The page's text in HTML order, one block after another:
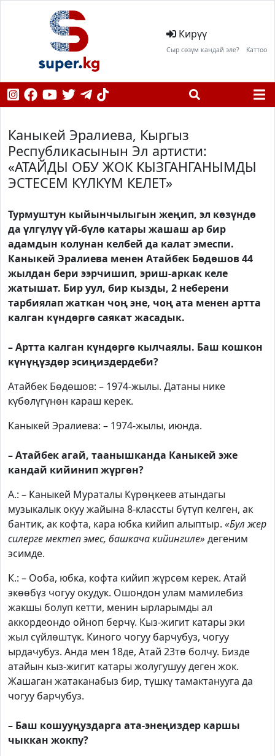
Кирүү
Сыр сөзүм кандай эле? Каттоо
Каныкей Эралиева, Кыргыз
Республикасынын Эл артисти:
«АТАЙДЫ ОБУ ЖОК КЫЗГАНГАНЫМДЫ
ЭСТЕСЕМ КҮЛКҮМ КЕЛЕТ»
Турмуштун кыйынчылыгын жеңип, эл көзүндө
да үлгүлүү үй-бүлө катары жашаш ар бир
адамдын колунан келбей да калат эмеспи.
Каныкей Эралиева менен Атайбек Бөдөшов 44
жылдан бери ээрчишип, эриш-аркак келе
жатышат. Бир уул, бир кызды, 2 неберени
тарбиялап жаткан чоң эне, чоң ата менен артта
калган күндөргө саякат жасадык.
– Артта калган күндөргө кылчаялы. Баш кошкон
күнүңүздөр эсиңиздердеби?
Атайбек Бөдөшов: – 1974-жылы. Датаны нике
күбөлүгүнөн караш керек.
Каныкей Эралиева: – 1974-жылы, июнда.
– Атайбек агай, таанышканда Каныкей эже
кандай кийинип жүргөн?
А.: – Каныкей Мураталы Күрөңкеев атындагы
музыкалык окуу жайына 8-классты бүтүп келген, ак
бантик, ак кофта, кара юбка кийип алыптыр. «Бул жер
силерге мектеп эмес, башкача кийингиле» дегеним
эсимде.
К.: – Ооба, юбка, кофта кийип жүрсөм керек. Атай
экөөбүз чогуу окудук. Ошондон улам мамилебиз
жакшы болуп кетти, менин ырларымды ал
аккордеондо ойноп берчү. Кыз-жигит катары эки
жыл сүйлөштүк. Киного чогуу барчубуз, чогуу
ырдачубуз. Анда мен 18де, Атай 23тө болчу. Бизде
атайын кыз-жигит катары жолугушуу деген жок.
Жашаган жатаканабыз бир, түшкү тамактанууга да
чогуу барчубуз.
– Баш кошууңуздарга ата-энеңиздер каршы
чыккан жокпу?